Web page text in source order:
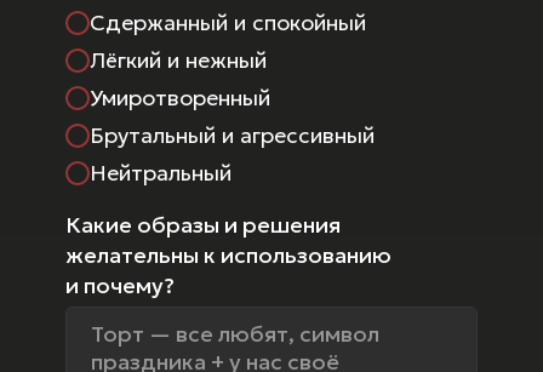
Сдержанный и спокойный
Лёгкий и нежный
Умиротворенный
Брутальный и агрессивный
Нейтральный
Какие образы и решения
желательны к использованию
и почему?